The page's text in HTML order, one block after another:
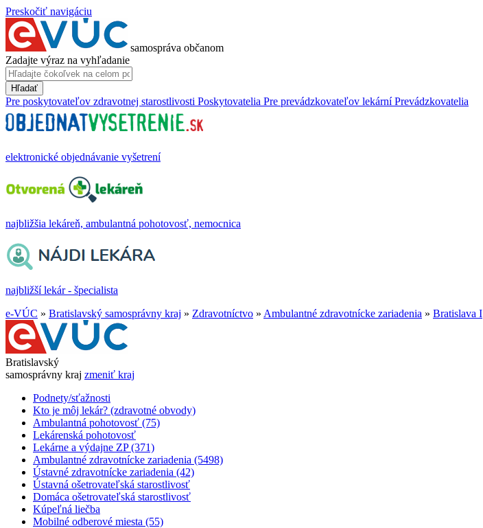
Preskočiť navigáciu
samospráva občanom
Zadajte výraz na vyhľadanie
Hľadať
Pre poskytovateľov zdravotnej starostlivosti Poskytovatelia Pre prevádzkovateľov lekární Prevádzkovatelia
elektronické objednávanie vyšetrení
najbližšia lekáreň, ambulantná pohotovosť, nemocnica
najbližší lekár - špecialista
e-VÚC » Bratislavský samosprávny kraj » Zdravotníctvo » Ambulantné zdravotnícke zariadenia » Bratislava I
Bratislavský
samosprávny kraj zmeniť kraj
Podnety/sťažnosti
Kto je môj lekár? (zdravotné obvody)
Ambulantná pohotovosť (75)
Lekárenská pohotovosť
Lekárne a výdajne ZP (371)
Ambulantné zdravotnícke zariadenia (5498)
Ústavné zdravotnícke zariadenia (42)
Ústavná ošetrovateľská starostlivosť
Domáca ošetrovateľská starostlivosť
Kúpeľná liečba
Mobilné odberové miesta (55)